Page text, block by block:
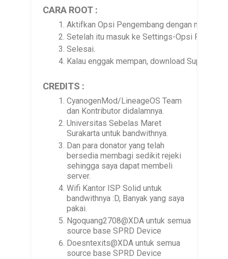
CARA ROOT :
Aktifkan Opsi Pengembang dengan men-tap
Setelah itu masuk ke Settings-Opsi
Selesai.
Kalau enggak mempan, download SuperSU
CREDITS :
CyanogenMod/LineageOS Team
dan Kontributor didalamnya.
Universitas Sebelas Maret
Surakarta untuk bandwithnya.
Dan para donator yang telah
bersedia membagi sedikit rejeki
sehingga saya dapat membeli
server.
Wifi Kantor ISP Solid untuk
bandwithnya :D, Banyak yang saya
pakai.
Ngoquang2708@XDA untuk semua
source base SPRD Device
Doesntexits@XDA untuk semua
source base SPRD Device